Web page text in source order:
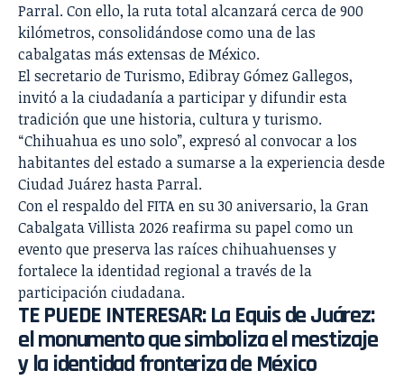
Parral. Con ello, la ruta total alcanzará cerca de 900
kilómetros, consolidándose como una de las
cabalgatas más extensas de México.
El secretario de Turismo, Edibray Gómez Gallegos,
invitó a la ciudadanía a participar y difundir esta
tradición que une historia, cultura y turismo.
“Chihuahua es uno solo”, expresó al convocar a los
habitantes del estado a sumarse a la experiencia desde
Ciudad Juárez hasta Parral.
Con el respaldo del FITA en su 30 aniversario, la Gran
Cabalgata Villista 2026 reafirma su papel como un
evento que preserva las raíces chihuahuenses y
fortalece la identidad regional a través de la
participación ciudadana.
TE PUEDE INTERESAR:La Equis de Juárez:
el monumento que simboliza el mestizaje
y la identidad fronteriza de México